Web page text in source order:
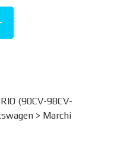
(90CV-98CV-
> Marchi